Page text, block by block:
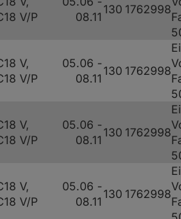
V/P
08.11
130 1762998
V,
V/P
05.06 -
08.11
130 1762998
V,
V/P
05.06 -
08.11
130 1762998
V,
V/P
05.06 -
08.11
130 1762998